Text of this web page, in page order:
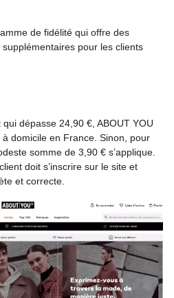
de fidélité qui offre des
pour les clients
dépasse 24,90 €, ABOUT YOU
domicile en France. Sinon, pour
somme de 3,90 € s’applique.
doit s’inscrire sur le site et
et correcte.